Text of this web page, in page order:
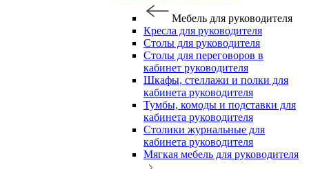
Мебель для руководителя
Кресла для руководителя
Столы для руководителя
Столы для переговоров в
кабинет руководителя
Шкафы, стеллажи и полки для
кабинета руководителя
Тумбы, комоды и подставки для
кабинета руководителя
Столики журнальные для
кабинета руководителя
Мягкая мебель для руководителя